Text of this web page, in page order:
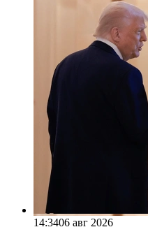
14:3406 авг 2026